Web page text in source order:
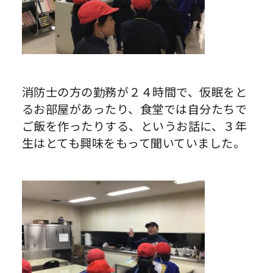
消防士の方の勤務が２４時間で、仮眠をと
るお部屋があったり、食堂では自分たちで
ご飯を作ったりする、というお話に、３年
生はとても興味をもって聞いていました。